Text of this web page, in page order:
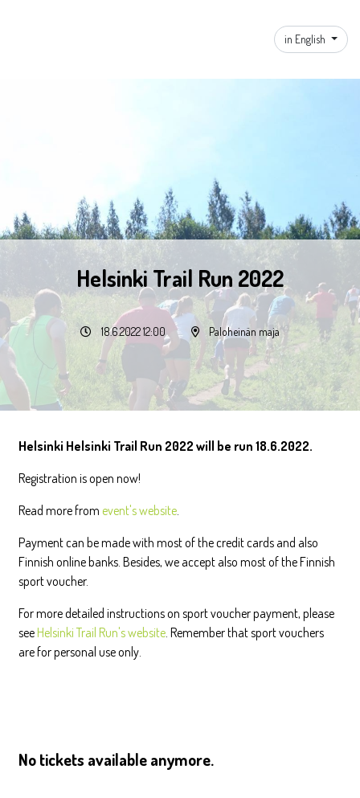
in English
Helsinki Trail Run 2022
18.6.2022 12:00 Paloheinän maja
Helsinki Helsinki Trail Run 2022 will be run 18.6.2022.
Registration is open now!
Read more from event's website.
Payment can be made with most of the credit cards and also
Finnish online banks. Besides, we accept also most of the Finnish
sport voucher.
For more detailed instructions on sport voucher payment, please
see Helsinki Trail Run's website. Remember that sport vouchers
are for personal use only.
No tickets available anymore.